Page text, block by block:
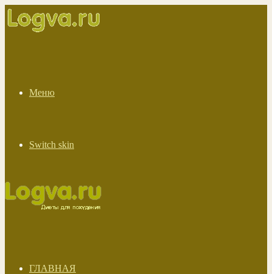
Меню
Switch skin
ГЛАВНАЯ